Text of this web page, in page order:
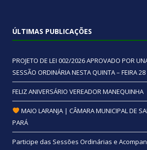
ÚLTIMAS PUBLICAÇÕES
PROJETO DE LEI 002/2026 APROVADO POR
SESSÃO ORDINÁRIA NESTA QUINTA – FEIRA
FELIZ ANIVERSÁRIO VEREADOR MANEQUINHA
MAIO LARANJA | CÂMARA MUNICIPAL DE
PARÁ
Participe das Sessões Ordinárias e